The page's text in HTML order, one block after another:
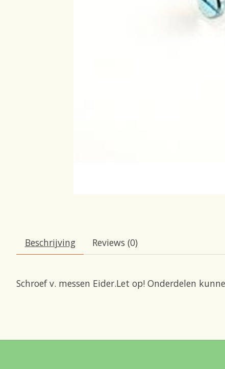
Beschrijving Reviews (0)
Schroef v. messen Eider.Let op! Onderdelen